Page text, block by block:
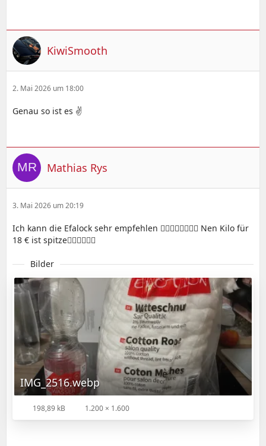
KiwiSmooth
2. Mai 2026 um 18:00
Genau so ist es ✌️
Mathias Rys
3. Mai 2026 um 20:19
Ich kann die Efalock sehr empfehlen 👍🏻👍🏻👍🏻👍🏻 Nen Kilo für
18 € ist spitze👍🏻👍🏻👍🏻
Bilder
IMG_2516.webp
198,89 kB 1.200 × 1.600